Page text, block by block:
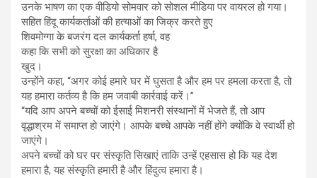
उनके भाषण का एक वीडियो सोमवार को सोशल मीडिया पर वायरल हो गया।
सहित हिंदू कार्यकर्ताओं की हत्याओं का जिक्र करते हुए
शिवमोग्गा के बजरंग दल कार्यकर्ता हर्षा, वह
कहा कि सभी को सुरक्षा का अधिकार है
खुद।
उन्होंने कहा, “अगर कोई हमारे घर में घुसता है और हम पर हमला करता है, तो
यह हमारा कर्तव्य है कि हम जवाबी कार्रवाई करें।”
“यदि आप अपने बच्चों को ईसाई मिशनरी संस्थानों में भेजते हैं, तो आप
वृद्धाश्रम में समाप्त हो जाएंगे। आपके बच्चे आपके नहीं होंगे क्योंकि वे स्वार्थी हो
जाएंगे।
अपने बच्चों को घर पर संस्कृति सिखाएं ताकि उन्हें एहसास हो कि यह देश
हमारा है, यह संस्कृति हमारी है और हिंदुत्व हमारा है।